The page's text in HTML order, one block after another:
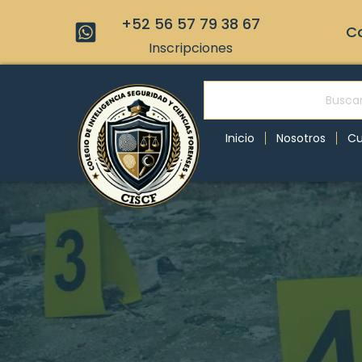
+52 56 57 79 38 67
Inscripciones
Inicio Nosotros